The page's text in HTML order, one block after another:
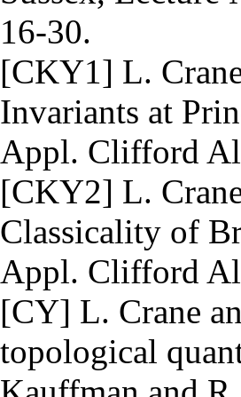
16-30.
[CKY1] L.
Invariants at
Appl. Clifford
[CKY2] L.
Classicality of
Appl. Clifford
[CY] L. Crane
topological